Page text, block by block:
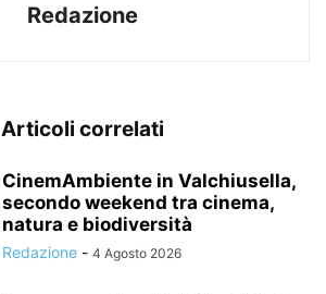
Redazione
Articoli correlati
CinemAmbiente in Valchiusella,
secondo weekend tra cinema,
natura e biodiversità
Redazione - 4 Agosto 2026